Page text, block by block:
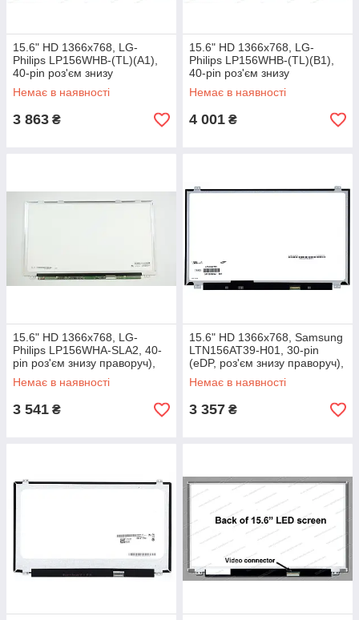
15.6" HD 1366x768, LG-
Philips LP156WHB-(TL)(A1),
40-pin роз'єм знизу
праворуч), глянсовий, slim
Немає в наявності
3 863 ₴
15.6" HD 1366x768, LG-
Philips LP156WHB-(TL)(B1),
40-pin роз'єм знизу
праворуч), матова, slim,
Немає в наявності
4 001 ₴
15.6" HD 1366x768, LG-
Philips LP156WHA-SLA2, 40-
pin роз'єм знизу праворуч),
глянсовий, slim, IPS
Немає в наявності
3 541 ₴
15.6" HD 1366x768, Samsung
LTN156AT39-H01, 30-pin
(eDP, роз'єм знизу праворуч),
глянсовий, slim
Немає в наявності
3 357 ₴